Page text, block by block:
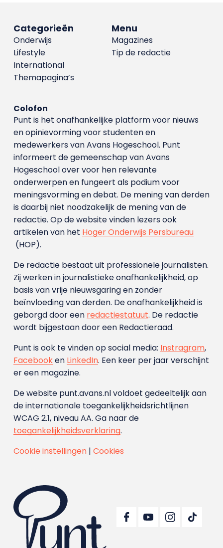
Menu
Magazines
Tip de redactie
Categorieën
Onderwijs
Lifestyle
International
Themapagina’s
Colofon
Punt is het onafhankelijke platform voor nieuws
en opinievorming voor studenten en
medewerkers van Avans Hoge­school. Punt
informeert de gemeenschap van Avans
Hogeschool over voor hen relevante
onderwerpen en fungeert als podium voor
meningsvorming en debat. De mening van derden
is daarbij niet noodzakelijk de mening van de
redactie. Op de website vinden lezers ook
artikelen van het Hoger Onderwijs Persbureau
(HOP).
De redactie bestaat uit professionele journalisten.
Zij werken in journalistieke onafhankelijkheid, op
basis van vrije nieuwsgaring en zonder
beïnvloeding van derden. De onafhankelijkheid is
geborgd door een redactiestatuut. De redactie
wordt bijgestaan door een Redactieraad.
Punt is ook te vinden op social media: Instragram,
Facebooken LinkedIn. Een keer per jaar verschijnt
er een magazine.
De website punt.avans.nl voldoet gedeeltelijk aan
de internationale toegankelijkheidsrichtlijnen
WCAG 2.1, niveau AA. Ga naar de
toegankelijkheidsverklaring.
Cookie instellingen| Cookies